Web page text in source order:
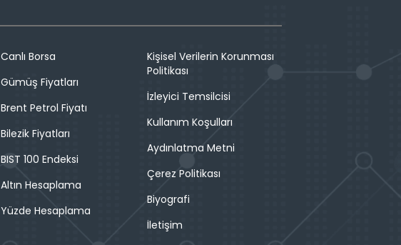
Canlı Borsa
Gümüş Fiyatları
Brent Petrol Fiyatı
Bilezik Fiyatları
BIST 100 Endeksi
Altın Hesaplama
Yüzde Hesaplama
Kişisel Verilerin Korunması
Politikası
İzleyici Temsilcisi
Kullanım Koşulları
Aydınlatma Metni
Çerez Politikası
Biyografi
İletişim